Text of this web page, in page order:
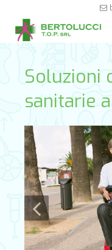
SERVIZI
PARTNER
CONTATTI
Soluzioni
sanitarie